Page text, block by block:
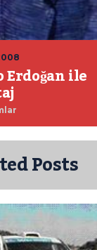
ile
Posts